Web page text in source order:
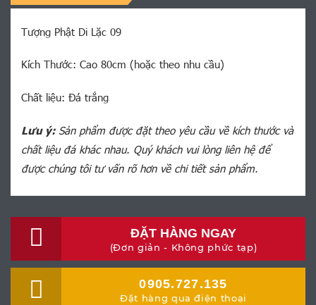
Tượng Phật Di Lặc 09
Kích Thước: Cao 80cm (hoặc theo nhu cầu)
Chất liệu: Đá trắng
Lưu ý:Sản phẩm được đặt theo yêu cầu về kích thước và
chất liệu đá khác nhau. Quý khách vui lòng liên hệ để
được chúng tôi tư vấn rõ hơn về chi tiết sản phẩm.
ĐẶT HÀNG NGAY
(Đơn giản - Không phức tạp)
0905.727.135
Đặt hàng qua điện thoại